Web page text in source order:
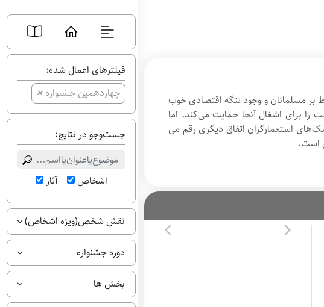
فیلترهای اعمال شده:
چهاردهمین جشنواره+
جست‌وجو در نتایج:
اشخاص آثار
نقش شخص(ویژه اشخاص)
دوره جشنواره
بخش ها
بر مسلمانان و وجود تنگه اقتصادی خوب
را برای اشغال آنجا حمایت می‌کند. اما
استعمارگران اتفاق دیگری رقم می
است.